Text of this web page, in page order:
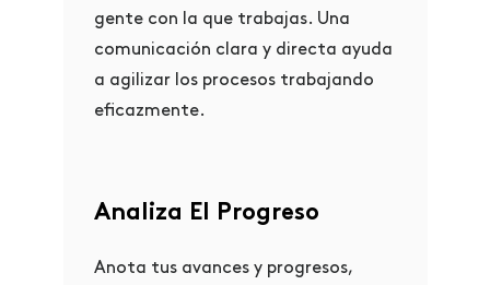
gente con la que trabajas. Una
comunicación clara y directa ayuda
a agilizar los procesos trabajando
eficazmente.
Analiza El Progreso
Anota tus avances y progresos,